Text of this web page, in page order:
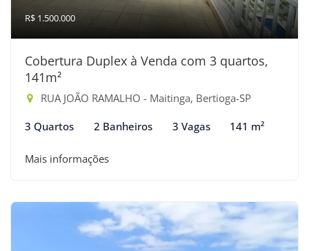
R$ 1.500.000
Cobertura Duplex à Venda com 3 quartos,
141m²
RUA JOÃO RAMALHO - Maitinga, Bertioga-SP
3 Quartos 2 Banheiros 3 Vagas 141 m²
Mais informações